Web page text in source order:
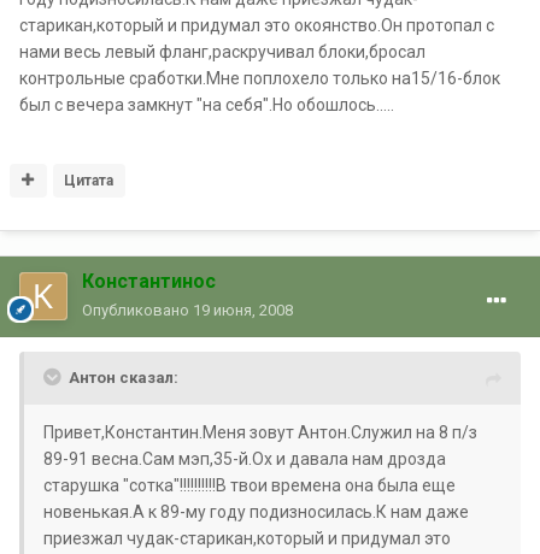
старикан,который и придумал это окоянство.Он протопал с
нами весь левый фланг,раскручивал блоки,бросал
контрольные сработки.Мне поплохело только на15/16-блок
был с вечера замкнут "на себя".Но обошлось.....
Цитата
Константинос
Опубликовано 19 июня, 2008
Антон сказал:
Привет,Константин.Меня зовут Антон.Служил на 8 п/з
89-91 весна.Сам мэп,35-й.Ох и давала нам дрозда
старушка "сотка"!!!!!!!!!!В твои времена она была еще
новенькая.А к 89-му году подизносилась.К нам даже
приезжал чудак-старикан,который и придумал это